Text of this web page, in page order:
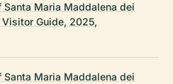
Santa Maria Maddalena dei
Guide, 2025,
Santa Maria Maddalena dei